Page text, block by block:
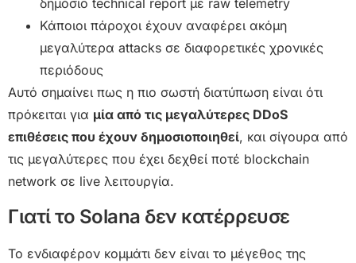
δημόσιο technical report με raw telemetry
Κάποιοι πάροχοι έχουν αναφέρει ακόμη
μεγαλύτερα attacks σε διαφορετικές χρονικές
περιόδους
Αυτό σημαίνει πως η πιο σωστή διατύπωση είναι ότι
πρόκειται για μία από τις μεγαλύτερες DDoS
επιθέσεις που έχουν δημοσιοποιηθεί, και σίγουρα από
τις μεγαλύτερες που έχει δεχθεί ποτέ blockchain
network σε live λειτουργία.
Γιατί το Solana δεν κατέρρευσε
Το ενδιαφέρον κομμάτι δεν είναι το μέγεθος της